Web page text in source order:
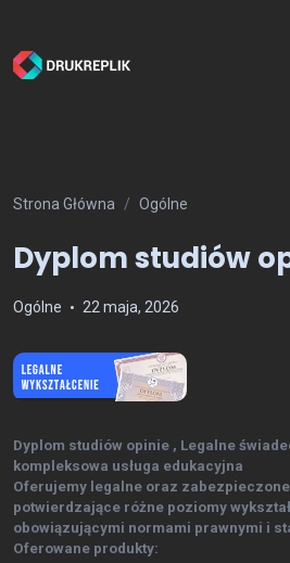
Strona Główna Ogólne
Dyplom studiów
Ogólne 22 maja, 2026
Dyplom studiów opinie , Legalne
kompleksowa usługa edukacyjna
Oferujemy legalne oraz
potwierdzające różne poziomy
obowiązującymi normami prawnymi i
Oferowane produkty: